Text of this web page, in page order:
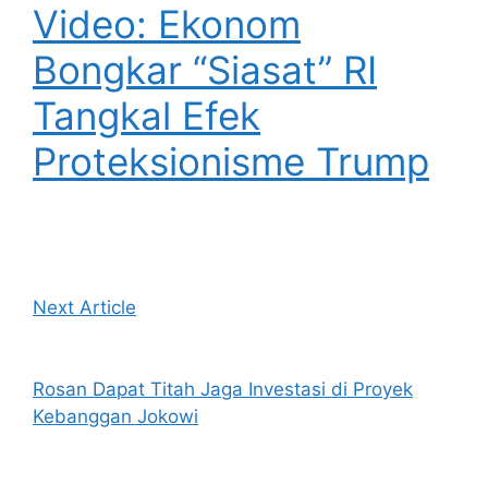
Video: Ekonom
Bongkar “Siasat” RI
Tangkal Efek
Proteksionisme Trump
Next Article
Rosan Dapat Titah Jaga Investasi di Proyek
Kebanggan Jokowi